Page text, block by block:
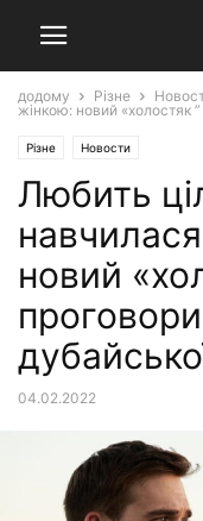
додому Різне
жінкою: новий «холостяк
Різне Новости
Любить
новий
04.02.2022